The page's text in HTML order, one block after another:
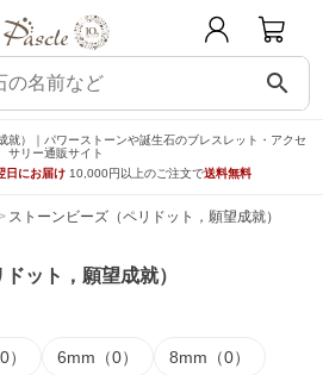
search
就）｜パワーストーンや誕生石のブレスレット・アクセ
サリー通販サイト
日にお届け 10,000円以上のご注文で送料無料
ストーンビーズ（ペリドット，願望成就）
ット，願望成就）
6mm（0） 8mm（0）